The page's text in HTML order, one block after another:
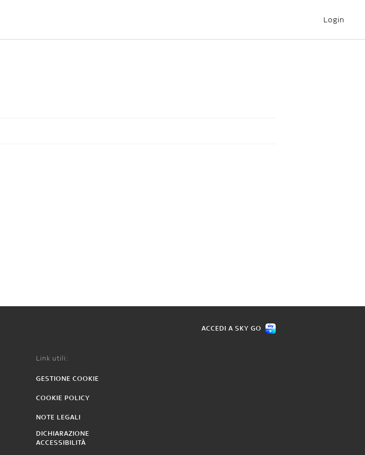
Login
ACCEDI A SKY GO
Link utili:
GESTIONE COOKIE
COOKIE POLICY
NOTE LEGALI
DICHIARAZIONE
ACCESSIBILITÀ